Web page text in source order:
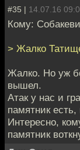
#35 | 14.07.16
Кому:
> Жалко
Жалко. Но уж
вышел.
Атак у нас и
памятник
Интересно,
памятник